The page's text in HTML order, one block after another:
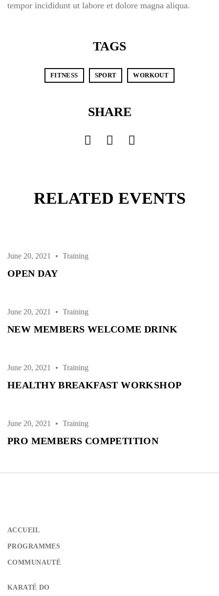
tempor incididunt ut labore et dolore magna aliqua.
TAGS
FITNESS SPORT WORKOUT
SHARE
RELATED EVENTS
June 20, 2021 Training
OPEN DAY
June 20, 2021 Training
NEW MEMBERS WELCOME DRINK
June 20, 2021 Training
HEALTHY BREAKFAST WORKSHOP
June 20, 2021 Training
PRO MEMBERS COMPETITION
ACCUEIL
PROGRAMMES
COMMUNAUTÉ
KARATÉ DO